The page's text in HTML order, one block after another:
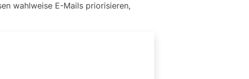
wahlweise E-Mails priorisieren,